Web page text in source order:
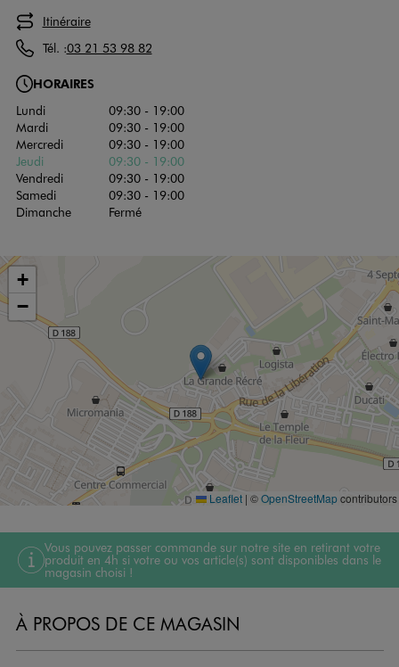
Itinéraire
Tél. :03 21 53 98 82
HORAIRES
Lundi
09:30 - 19:00
Mardi
09:30 - 19:00
Mercredi
09:30 - 19:00
Jeudi
09:30 - 19:00
Vendredi
09:30 - 19:00
Samedi
09:30 - 19:00
Dimanche
Fermé
+
−
Leaflet | ©OpenStreetMapcontributors
Vous pouvez passer commande sur notre site en retirant votre
produit en 4h si votre ou vos article(s) sont disponibles dans le
magasin choisi !
À PROPOS DE CE MAGASIN